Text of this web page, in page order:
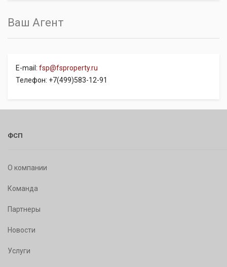
Ваш Агент
E-mail: fsp@fsproperty.ru
Телефон: +7(499)583-12-91
ФСП
О компании
Команда
Партнеры
Новости
Услуги